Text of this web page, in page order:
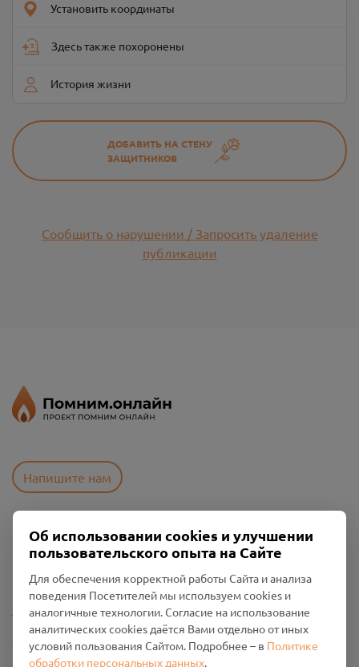
Установить координаты
Здесь также похоронены
История жизни
ДОБАВИТЬ НА СТЕНУ
ЗАЩИТНИКОВ
Сообщить о нарушении / Запросить удаление
публикации
Напишите нам
Пользовательское соглашение
Политика конфиденциальности
Промо-материалы
Настройки cookies
Общество с ограниченной ответственностью «Смоленский
Проект Помним»
Об использовании cookies и улучшении
пользовательского опыта на Сайте
Для обеспечения корректной работы Сайта и анализа
поведения Посетителей мы используем cookies и
аналогичные технологии. Согласие на использование
аналитических cookies даётся Вами отдельно от иных
условий пользования Сайтом. Подробнее – в Политике
обработки персональных данных.